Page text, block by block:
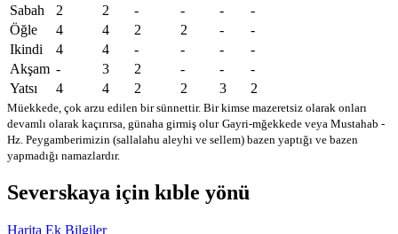
Sabah
2 2 - - -
-
Öğle
4 4 2 2 -
-
Ikindi
4 4 - - -
-
Akşam - 3 2 - -
-
Yatsı
4 4 2 2 3 2
Müekkede, çok arzu edilen bir sünnettir. Bir kimse mazeretsiz olarak onları
devamlı olarak kaçırırsa, günaha girmiş olur Gayri-mğekkede veya Mustahab -
Hz. Peygamberimizin (sallalahu aleyhi ve sellem) bazen yaptığı ve bazen
yapmadığı namazlardır.
Severskaya için kıble yönü
Harita Ek Bilgiler